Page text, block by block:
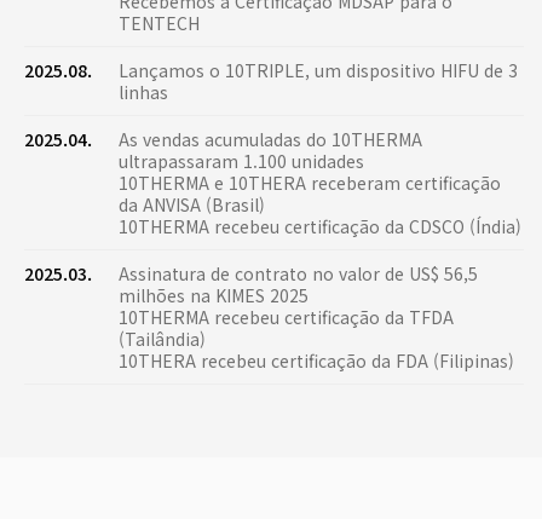
TENTECH
2025.08.
Lançamos o 10TRIPLE, um dispositivo HIFU de 3
linhas
2025.04.
As vendas acumuladas do 10THERMA
ultrapassaram 1.100 unidades
10THERMA e 10THERA receberam certificação
da ANVISA (Brasil)
10THERMA recebeu certificação da CDSCO (Índia)
2025.03.
Assinatura de contrato no valor de US$ 56,5
milhões na KIMES 2025
10THERMA recebeu certificação da TFDA
(Tailândia)
10THERA recebeu certificação da FDA (Filipinas)